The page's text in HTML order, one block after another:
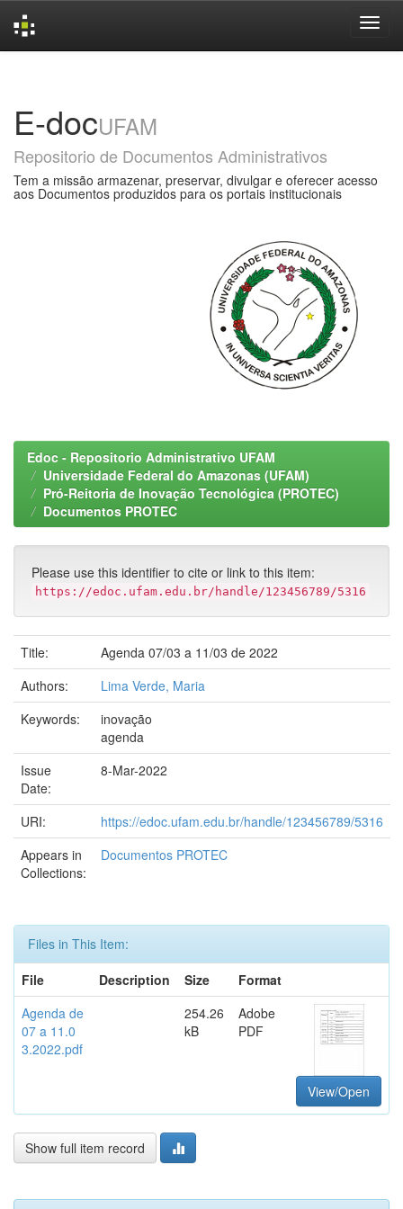
E-docUFAM
Repositorio de Documentos Administrativos
Tem a missão armazenar, preservar, divulgar e oferecer acesso
aos Documentos produzidos para os portais institucionais
Edoc - Repositorio Administrativo UFAM
Universidade Federal do Amazonas (UFAM)
Pró-Reitoria de Inovação Tecnológica (PROTEC)
Documentos PROTEC
Please use this identifier to cite or link to this item:
https://edoc.ufam.edu.br/handle/123456789/5316
Title:
Agenda 07/03 a 11/03 de 2022
Authors:
Lima Verde, Maria
Keywords:
inovação
agenda
Issue
Date:
8-Mar-2022
URI:
https://edoc.ufam.edu.br/handle/123456789/5316
Appears in
Collections:
Documentos PROTEC
Files in This Item:
File
Description Size
Format
Agenda de
07 a 11.0
3.2022.pdf
254.26
kB
Adobe
PDF
View/Open
Show full item record